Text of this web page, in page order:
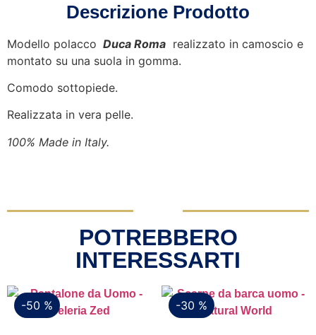
Descrizione Prodotto
Modello polacco Duca Roma realizzato in camoscio e
montato su una suola in gomma.
Comodo sottopiede.
Realizzata in vera pelle.
100% Made in Italy.
POTREBBERO
INTERESSARTI
-50 %
-30 %